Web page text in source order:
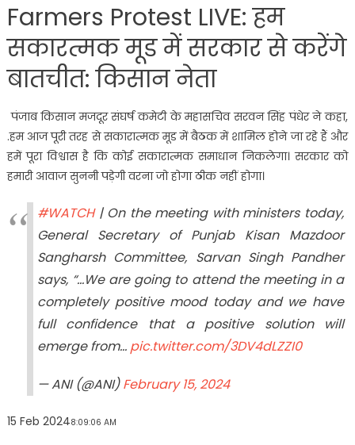
Farmers Protest LIVE: हम
सकारत्मक मूड में सरकार से करेंगे
बातचीत: किसान नेता
पंजाब किसान मजदूर संघर्ष कमेटी के महासचिव सरवन सिंह पंधेर ने कहा,
.हम आज पूरी तरह से सकारात्मक मूड में बैठक में शामिल होने जा रहे हैं और
हमें पूरा विश्वास है कि कोई सकारात्मक समाधान निकलेगा। सरकार को
हमारी आवाज सुननी पड़ेगी वरना जो होगा ठीक नहीं होगा।
#WATCH| On the meeting with ministers today,
General Secretary of Punjab Kisan Mazdoor
Sangharsh Committee, Sarvan Singh Pandher
says, “…We are going to attend the meeting in a
completely positive mood today and we have
full confidence that a positive solution will
emerge from… pic.twitter.com/3DV4dLZZI0
— ANI (@ANI)February 15, 2024
15 Feb 20248:09:06 AM